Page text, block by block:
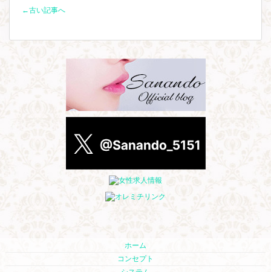
←古い記事へ
ホーム
コンセプト